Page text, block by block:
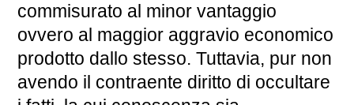
commisurato al minor vantaggio
ovvero al maggior aggravio economico
prodotto dallo stesso. Tuttavia, pur non
avendo il contraente diritto di occultare